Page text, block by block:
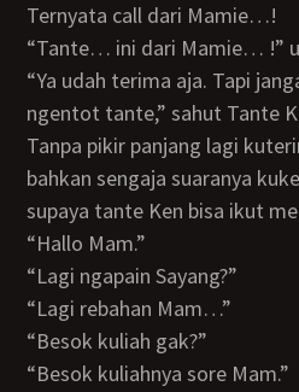
Ternyata call dari Mamie…!
“Tante… ini dari Mamie… !”
“Ya udah terima aja. Tapi jangan bilang-bilang lagi
ngentot tante,” sahut Tante
Tanpa pikir panjang lagi kuterima call dari Mamie itu,
bahkan sengaja suaranya
supaya tante Ken bisa ikut
“Hallo Mam.”
“Lagi ngapain Sayang?”
“Lagi rebahan Mam…”
“Besok kuliah gak?”
“Besok kuliahnya sore Mam.”